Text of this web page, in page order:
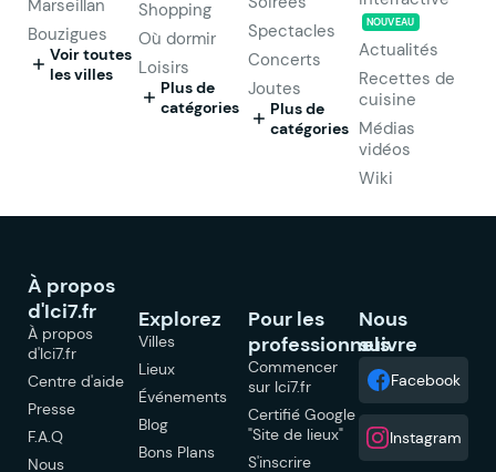
Marseillan
Bouzigues
Voir toutes
les villes
Shopping
Où dormir
Loisirs
Plus de
catégories
Spectacles
Concerts
Joutes
Plus de
catégories
NOUVEAU
Actualités
Recettes de
cuisine
Médias
vidéos
Wiki
À propos
d'Ici7.fr
À propos
d'Ici7.fr
Centre d'aide
Presse
F.A.Q
Nous
Explorez
Villes
Lieux
Événements
Blog
Bons Plans
Pour les
professionnels
Commencer
sur Ici7.fr
Certifié Google
"Site de lieux"
S'inscrire
Nous
suivre
Facebook
Instagram